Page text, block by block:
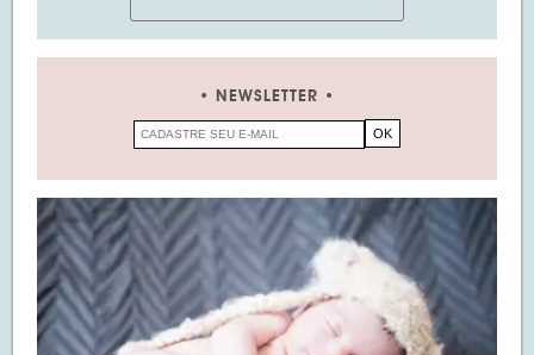
NEWSLETTER